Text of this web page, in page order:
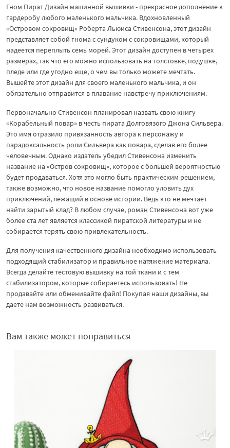
Гном Пират Дизайн машинной вышивки - прекрасное дополнение к
гардеробу любого маленького мальчика. Вдохновленный
«Островом сокровищ» Роберта Льюиса Стивенсона, этот дизайн
представляет собой гнома с сундуком с сокровищами, который
надеется переплыть семь морей. Этот дизайн доступен в четырех
размерах, так что его можно использовать на толстовке, подушке,
пледе или где угодно еще, о чем вы только можете мечтать.
Вышейте этот дизайн для своего маленького мальчика, и он
обязательно отправится в плавание навстречу приключениям.
Первоначально Стивенсон планировал назвать свою книгу
«Корабельный повар» в честь пирата Долговязого Джона Сильвера.
Это имя отразило привязанность автора к персонажу и
парадоксальность роли Сильвера как повара, сделав его более
человечным. Однако издатель убедил Стивенсона изменить
название на «Остров сокровищ», которое с большей вероятностью
будет продаваться. Хотя это могло быть практическим решением,
также возможно, что новое название помогло уловить дух
приключений, лежащий в основе истории. Ведь кто не мечтает
найти зарытый клад? В любом случае, роман Стивенсона вот уже
более ста лет является классикой пиратской литературы и не
собирается терять свою привлекательность.
Для получения качественного дизайна необходимо использовать
подходящий стабилизатор и правильное натяжение материала.
Всегда делайте тестовую вышивку на той ткани и с тем
стабилизатором, которые собираетесь использовать! Не
продавайте или обменивайте файл! Покупая наши дизайны, вы
даете нам возможность развиваться.
Вам также может понравиться